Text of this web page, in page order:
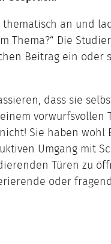
an und
Thema?“ Die
Beitrag ein oder
dass sie
vorwurfsvollen
Sie haben wohl
Umgang mit
Türen zu
oder